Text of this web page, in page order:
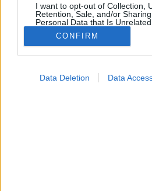
I want to opt-out of Collection,
Retention, Sale, and/or
Personal Data that Is
Purposes for which it was
Opted Out
CONFIRM
Data Deletion Data